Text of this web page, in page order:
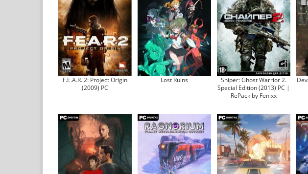
F.E.A.R. 2: Project Origin
(2009) PC
Lost Ruins
Sniper: Ghost Warrior 2.
Special Edition (2013) PC |
RePack by Fenixx